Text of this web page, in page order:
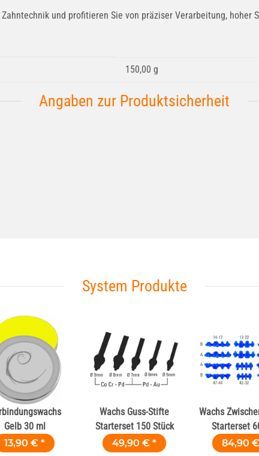
und profitieren Sie von präziser Verarbeitung,
150,00 g
Angaben zur Produktsicherheit
System Produkte
Gelb 30 ml
13,90 € *
Wachs Guss-Stifte
Starterset 150 Stück
49,90 € *
Wachs
Starterset
84,90 €